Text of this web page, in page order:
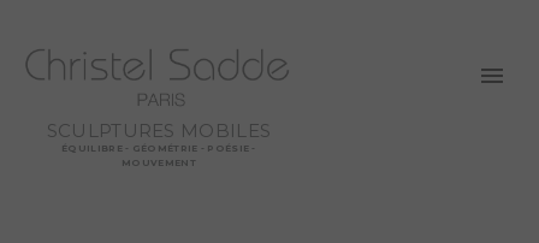
SCULPTURES MOBILES
ÉQUILIBRE - GÉOMÉTRIE - POÉSIE -
MOUVEMENT